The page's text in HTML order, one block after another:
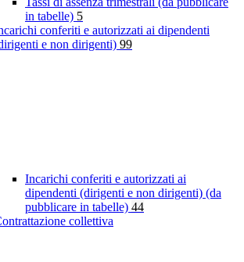
in tabelle) 5
conferiti e autorizzati ai dipendenti
e non dirigenti) 99
Incarichi conferiti e autorizzati ai
dipendenti (dirigenti e non dirigenti) (da
pubblicare in tabelle) 44
collettiva